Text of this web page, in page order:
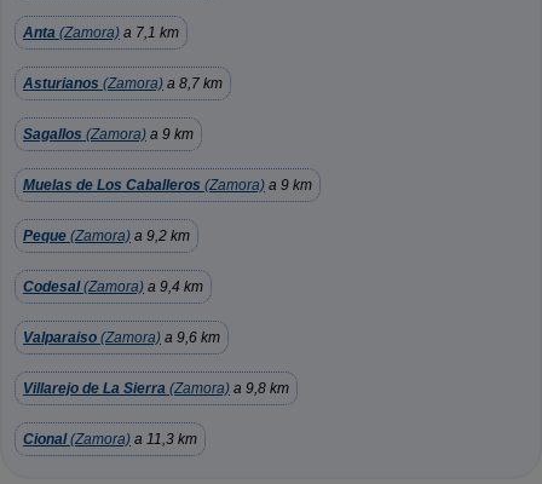
Anta (Zamora) a 7,1 km
Asturianos (Zamora) a 8,7 km
Sagallos (Zamora) a 9 km
Muelas de Los Caballeros (Zamora) a 9 km
Peque (Zamora) a 9,2 km
Codesal(Zamora) a 9,4 km
Valparaiso (Zamora) a 9,6 km
Villarejo de La Sierra (Zamora) a 9,8 km
Cional(Zamora) a 11,3 km